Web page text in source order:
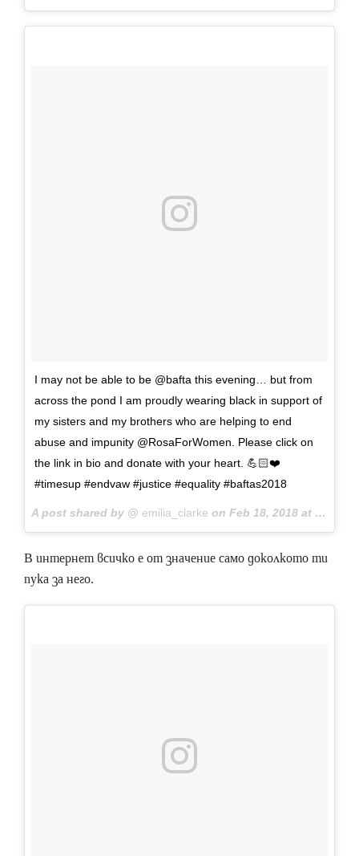
I may not be able to be @bafta this evening… but from
across the pond I am proudly wearing black in support of
my sisters and my brothers who are helping to end
abuse and impunity @RosaForWomen. Please click on
the link in bio and donate with your heart. 💪🏻❤️
#timesup #endvaw #justice #equality #baftas2018
A post shared by @ emilia_clarke on Feb 18, 2018 at 1:48pm PST
В интернет всичко е от значение само доколкото ти
пука за него.